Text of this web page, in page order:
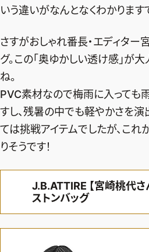
いう違いがなんとなくわかります
さすがおしゃれ番長・エディター
グ。この「奥ゆかしい透け感」が
ね。
PVC素材なので梅雨に入っても
すし、残暑の中でも軽やかさを演
ては挑戦アイテムでしたが、これ
りそうです！
J.B.ATTIRE 【宮崎桃代さ
ストンバッグ